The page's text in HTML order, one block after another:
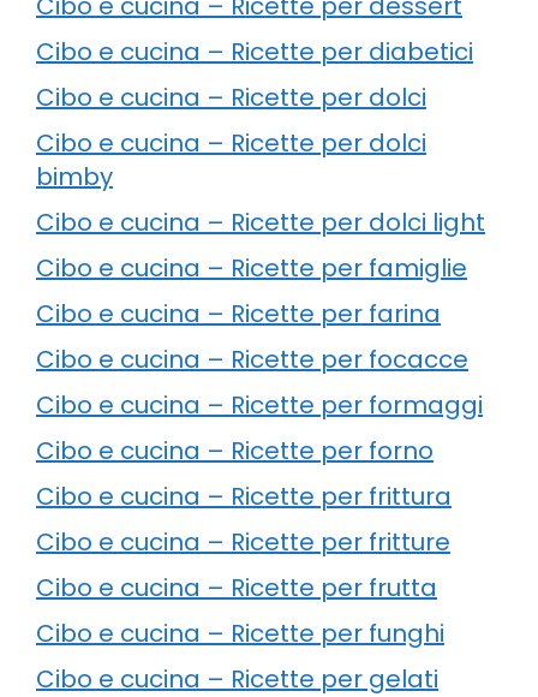
Cibo e cucina – Ricette per diabetici
Cibo e cucina – Ricette per dolci
Cibo e cucina – Ricette per dolci
bimby
Cibo e cucina – Ricette per dolci light
Cibo e cucina – Ricette per famiglie
Cibo e cucina – Ricette per farina
Cibo e cucina – Ricette per focacce
Cibo e cucina – Ricette per formaggi
Cibo e cucina – Ricette per forno
Cibo e cucina – Ricette per frittura
Cibo e cucina – Ricette per fritture
Cibo e cucina – Ricette per frutta
Cibo e cucina – Ricette per funghi
Cibo e cucina – Ricette per gelati